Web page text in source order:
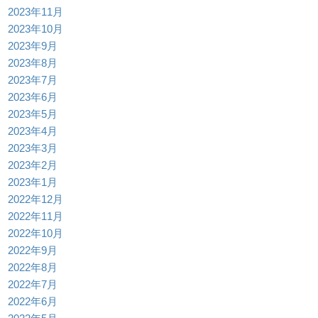
2023年11月
2023年10月
2023年9月
2023年8月
2023年7月
2023年6月
2023年5月
2023年4月
2023年3月
2023年2月
2023年1月
2022年12月
2022年11月
2022年10月
2022年9月
2022年8月
2022年7月
2022年6月